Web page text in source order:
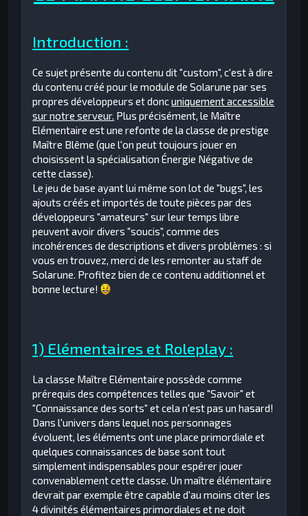
Introduction :
Ce sujet présente du contenu dit "custom", c'est à dire
du contenu créé pour le module de Solarune par ses
propres développeurs et doncuniquement accessible
sur notre serveur. Plus précisément, le Maître
Elémentaire est une refonte de la classe de prestige
Maître Blême (que l'on peut toujours jouer en
choisissent la spécialisation Énergie Négative de
cette classe).
Le jeu de base ayant lui même son lot de "bugs", les
ajouts créés et importés de toute pièces par des
développeurs "amateurs" sur leur temps libre
peuvent avoir divers "soucis", comme des
incohérences de descriptions et divers problèmes : si
vous en trouvez, merci de les remonter au staff de
Solarune. Profitez bien de ce contenu additionnel et
bonne lecture!
1) Elémentaires et Roleplay :
La classe Maître Elémentaire possède comme
prérequis des compétences telles que "Savoir" et
"Connaissance des sorts" et cela n'est pas un hasard!
Dans l'univers dans lequel nos personnages
évoluent, les éléments ont une place primordiale et
quelques connaissances de base sont tout
simplement indispensables pour espérer jouer
convenablement cette classe. Un maître élémentaire
devrait par exemple être capable d'au moins citer les
4 divinités élémentaires primordiales et ne doit